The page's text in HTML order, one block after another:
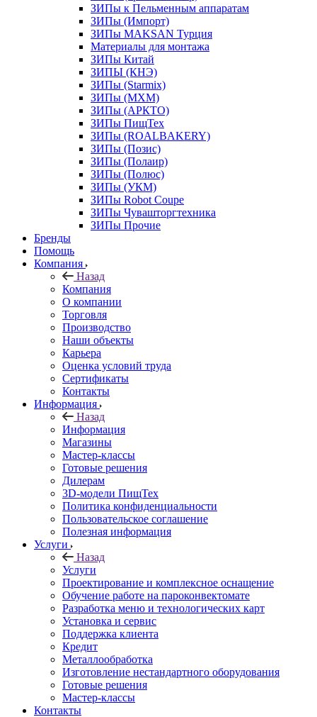
ЗИПы к Пельменным аппаратам
ЗИПы (Импорт)
ЗИПы MAKSAN Турция
Материалы для монтажа
ЗИПы Китай
ЗИПЫ (КНЭ)
ЗИПы (Starmix)
ЗИПы (МХМ)
ЗИПы (АРКТО)
ЗИПы ПищТех
ЗИПы (ROALBAKERY)
ЗИПы (Позис)
ЗИПы (Полаир)
ЗИПы (Полюс)
ЗИПы (УКМ)
ЗИПы Robot Coupe
ЗИПы Чувашторгтехника
ЗИПы Прочие
Бренды
Помощь
Компания
Назад
Компания
О компании
Торговля
Производство
Наши объекты
Карьера
Оценка условий труда
Сертификаты
Контакты
Информация
Назад
Информация
Магазины
Мастер-классы
Готовые решения
Дилерам
3D-модели ПищТех
Политика конфиденциальности
Пользовательское соглашение
Полезная информация
Услуги
Назад
Услуги
Проектирование и комплексное оснащение
Обучение работе на пароконвектомате
Разработка меню и технологических карт
Установка и сервис
Поддержка клиента
Кредит
Металлообработка
Изготовление нестандартного оборудования
Готовые решения
Мастер-классы
Контакты